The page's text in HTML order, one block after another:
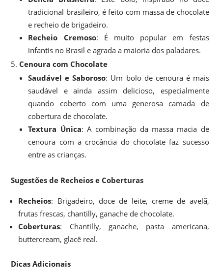
tradicional brasileiro, é feito com massa de chocolate
e recheio de brigadeiro.
Recheio Cremoso: É muito popular em festas
infantis no Brasil e agrada a maioria dos paladares.
Cenoura com Chocolate
Saudável e Saboroso: Um bolo de cenoura é mais
saudável e ainda assim delicioso, especialmente
quando coberto com uma generosa camada de
cobertura de chocolate.
Textura Única: A combinação da massa macia de
cenoura com a crocância do chocolate faz sucesso
entre as crianças.
Sugestões de Recheios e Coberturas
Recheios: Brigadeiro, doce de leite, creme de avelã,
frutas frescas, chantilly, ganache de chocolate.
Coberturas: Chantilly, ganache, pasta americana,
buttercream, glacê real.
Dicas Adicionais